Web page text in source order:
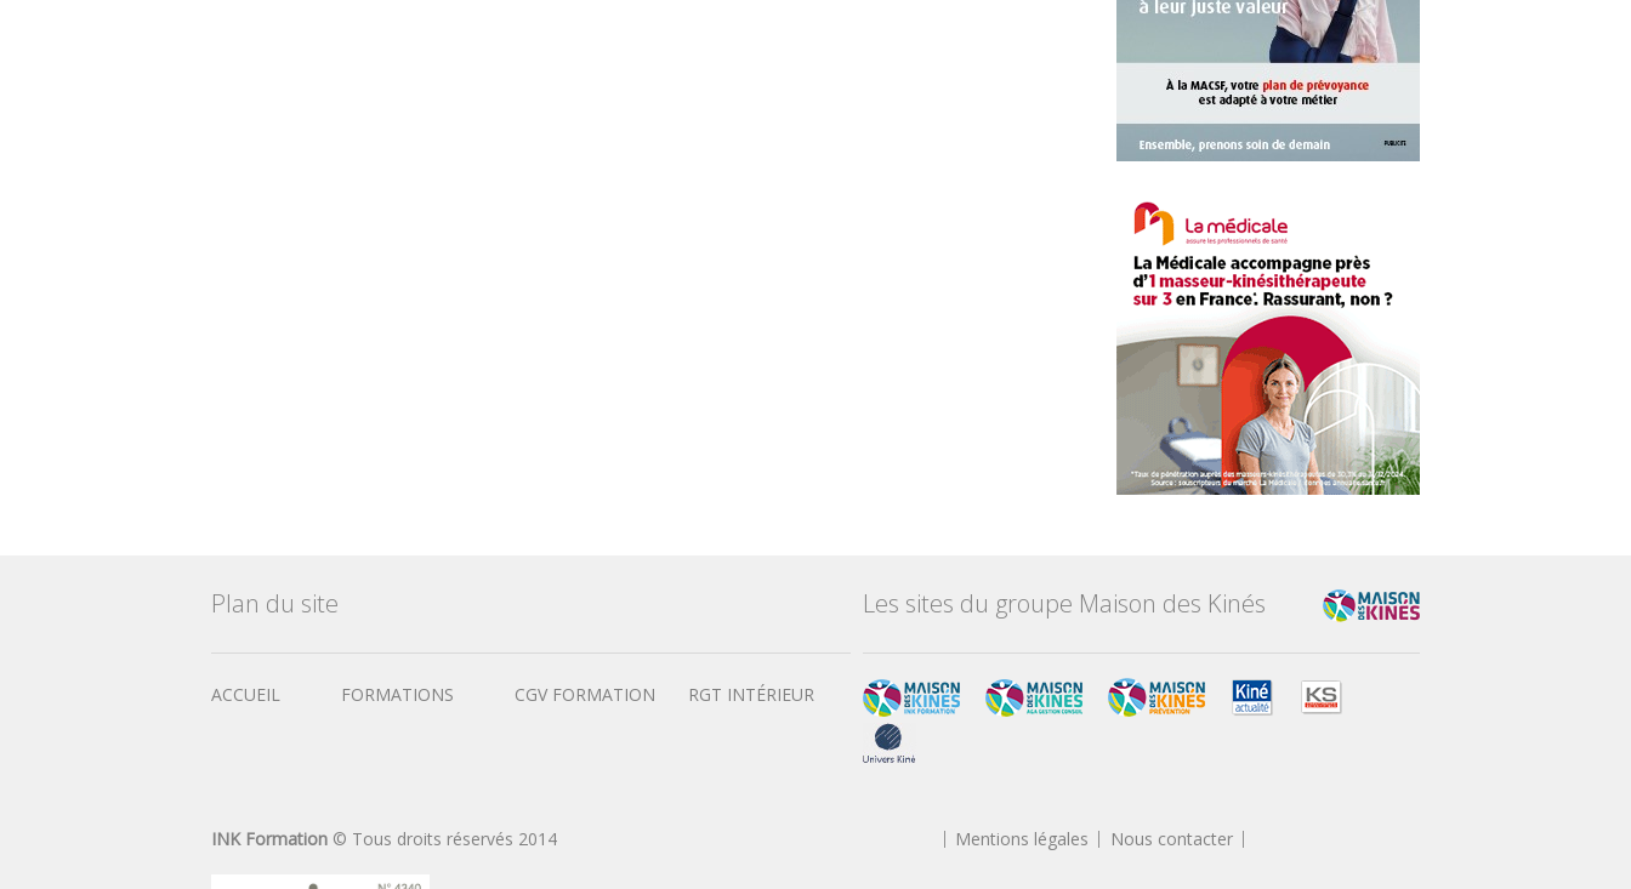
Plan du site
ACCUEIL FORMATIONS CGV FORMATION RGT INTÉRIEUR
Les sites du groupe Maison des Kinés
INK Formation © Tous droits réservés 2014 Mentions légales Nous contacter